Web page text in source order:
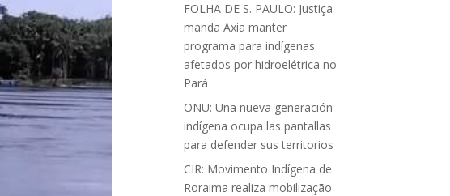
FOLHA DE S. PAULO: Justiça
manda Axia manter
programa para indígenas
afetados por hidroelétrica no
Pará
ONU: Una nueva generación
indígena ocupa las pantallas
para defender sus territorios
CIR: Movimento Indígena de
Roraima realiza mobilização